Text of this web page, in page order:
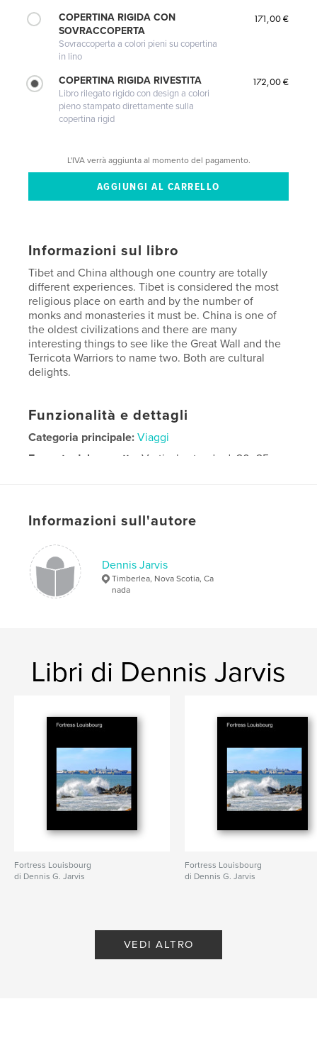
COPERTINA RIGIDA CON
SOVRACCOPERTA
Sovraccoperta a colori pieni su copertina
in lino
171,00 €
COPERTINA RIGIDA RIVESTITA
Libro rilegato rigido con design a colori
pieno stampato direttamente sulla
copertina rigid
172,00 €
L'IVA verrà aggiunta al momento del pagamento.
Informazioni sul libro
Tibet and China although one country are totally
different experiences. Tibet is considered the most
religious place on earth and by the number of
monks and monasteries it must be. China is one of
the oldest civilizations and there are many
interesting things to see like the Great Wall and the
Terricota Warriors to name two. Both are cultural
delights.
Funzionalità e dettagli
Categoria principale: Viaggi
Formato del progetto:Verticale standard, 20×25 cm
Parole chiave
Informazioni sull'autore
Dennis Jarvis
Timberlea, Nova Scotia, Ca
nada
Libri di Dennis Jarvis
Fortress Louisbourg
di Dennis G. Jarvis
Fortress Louisbourg
di Dennis G. Jarvis
VEDI ALTRO